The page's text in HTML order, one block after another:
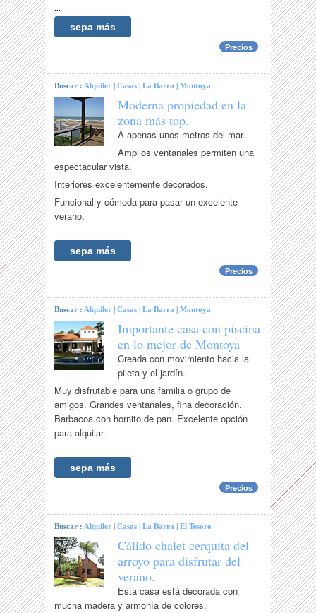
...
sepa más
Precios
Buscar :Alquiler |Casas |La Barra |Montoya
Moderna propiedad en la
zona más top.
A apenas unos metros del mar.
Amplios ventanales permiten una
espectacular vista.
Interiores excelentemente decorados.
Funcional y cómoda para pasar un excelente
verano.
...
sepa más
Precios
Buscar :Alquiler |Casas |La Barra |Montoya
Importante casa con piscina
en lo mejor de Montoya
Creada con movimiento hacia la
pileta y el jardín.
Muy disfrutable para una familia o grupo de
amigos. Grandes ventanales, fina decoración.
Barbacoa con hornito de pan. Excelente opción
para alquilar.
...
sepa más
Precios
Buscar :Alquiler |Casas |La Barra |El Tesoro
Cálido chalet cerquita del
arroyo para disfrutar del
verano.
Esta casa está decorada con
mucha madera y armonía de colores.